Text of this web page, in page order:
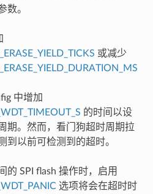
数。
或减少
中增加
的时间以设
期。然而，看门狗超时周期拉
到以前可检测到的超时。
的 SPI flash 操作时，启用
选项将会在超时时